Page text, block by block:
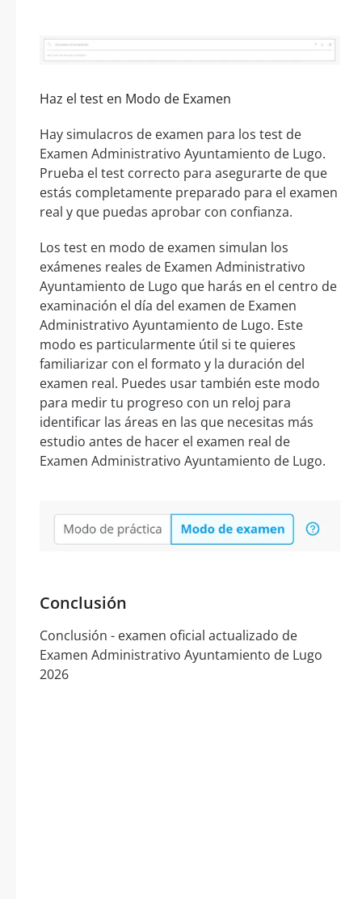
Haz el test en Modo de Examen
Hay simulacros de examen para los test de
Examen Administrativo Ayuntamiento de Lugo.
Prueba el test correcto para asegurarte de que
estás completamente preparado para el examen
real y que puedas aprobar con confianza.
Los test en modo de examen simulan los
exámenes reales de Examen Administrativo
Ayuntamiento de Lugo que harás en el centro de
examinación el día del examen de Examen
Administrativo Ayuntamiento de Lugo. Este
modo es particularmente útil si te quieres
familiarizar con el formato y la duración del
examen real. Puedes usar también este modo
para medir tu progreso con un reloj para
identificar las áreas en las que necesitas más
estudio antes de hacer el examen real de
Examen Administrativo Ayuntamiento de Lugo.
Conclusión
Conclusión - examen oficial actualizado de
Examen Administrativo Ayuntamiento de Lugo
2026